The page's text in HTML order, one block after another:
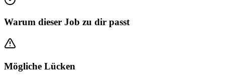
Warum dieser Job zu dir passt
Mögliche Lücken